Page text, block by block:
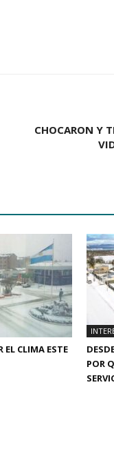
CHOCARON Y
EL CLIMA ESTE
POR